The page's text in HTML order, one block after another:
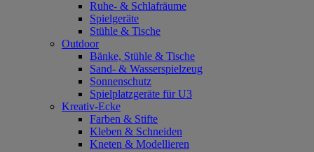
Ruhe- & Schlafräume
Spielgeräte
Stühle & Tische
Outdoor
Bänke, Stühle & Tische
Sand- & Wasserspielzeug
Sonnenschutz
Spielplatzgeräte für U3
Kreativ-Ecke
Farben & Stifte
Kleben & Schneiden
Kneten & Modellieren